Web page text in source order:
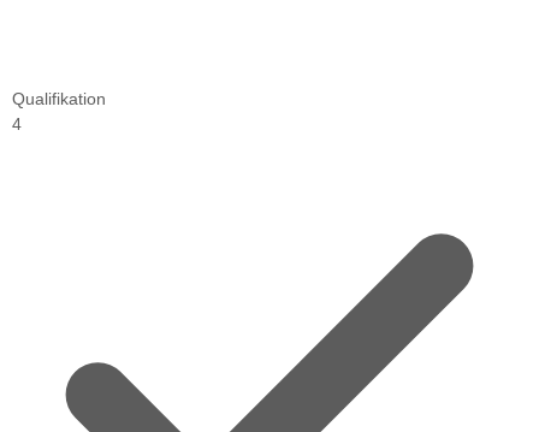
Qualifikation
4